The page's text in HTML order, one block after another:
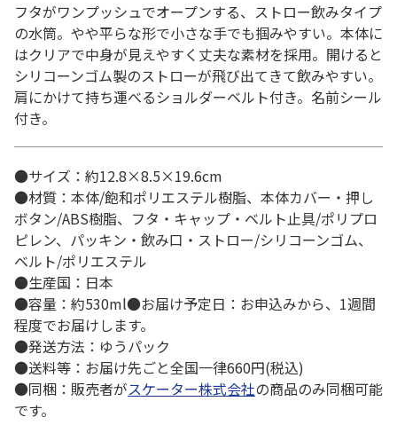
フタがワンプッシュでオープンする、ストロー飲みタイプ
の水筒。やや平らな形で小さな手でも掴みやすい。本体に
はクリアで中身が見えやすく丈夫な素材を採用。開けると
シリコーンゴム製のストローが飛び出てきて飲みやすい。
肩にかけて持ち運べるショルダーベルト付き。名前シール
付き。
●サイズ：約12.8×8.5×19.6cm
●材質：本体/飽和ポリエステル樹脂、本体カバー・押し
ボタン/ABS樹脂、フタ・キャップ・ベルト止具/ポリプロ
ピレン、パッキン・飲み口・ストロー/シリコーンゴム、
ベルト/ポリエステル
●生産国：日本
●容量：約530ml●お届け予定日：お申込みから、1週間
程度でお届けします。
●発送方法：ゆうパック
●送料等：お届け先ごと全国一律660円(税込)
●同梱：販売者がスケーター株式会社の商品のみ同梱可能
です。